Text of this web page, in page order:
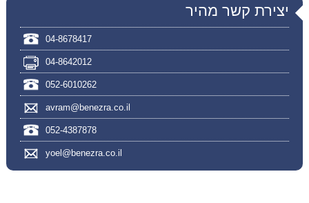
יצירת קשר מהיר
04-8678417
04-8642012
052-6010262
avram@benezra.co.il
052-4387878
yoel@benezra.co.il